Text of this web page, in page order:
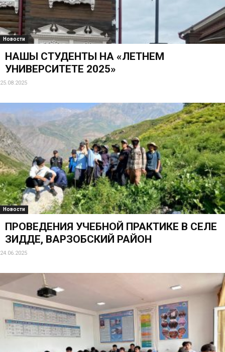
Новости
НАШЫ СТУДЕНТЫ НА «ЛЕТНЕМ
УНИВЕРСИТЕТЕ 2025»
25.08.2025
Новости
ПРОВЕДЕНИЯ УЧЕБНОЙ ПРАКТИКЕ В СЕЛЕ
ЗИДДЕ, ВАРЗОБСКИЙ РАЙОН
24.06.2025